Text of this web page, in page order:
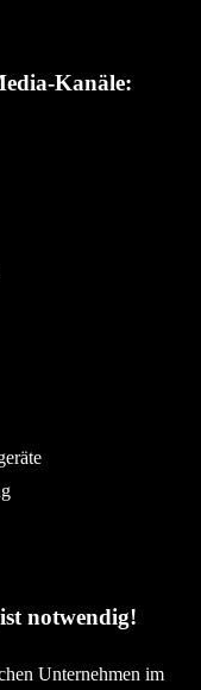
Kanäle:
notwendig!
Unternehmen im